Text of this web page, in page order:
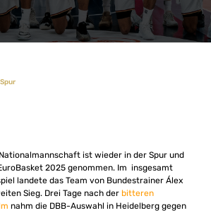
ist wieder in der Spur und
2025 genommen. Im insgesamt
landete das Team von Bundestrainer Álex
Sieg. Drei Tage nach der bitteren
nahm die DBB-Auswahl in Heidelberg gegen